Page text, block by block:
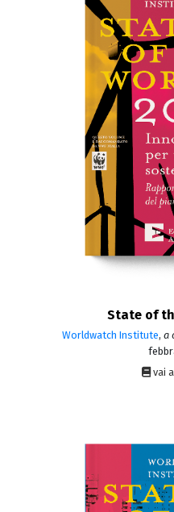
State of
Worldwatch Institute, a
vai